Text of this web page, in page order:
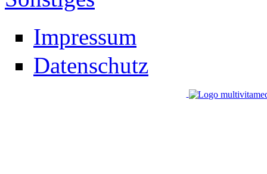
Impressum
Datenschutz